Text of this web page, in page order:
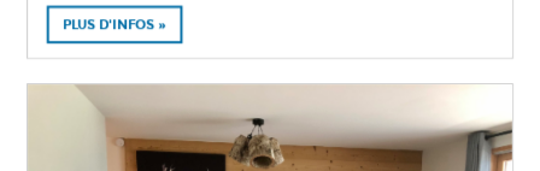
PLUS D'INFOS »